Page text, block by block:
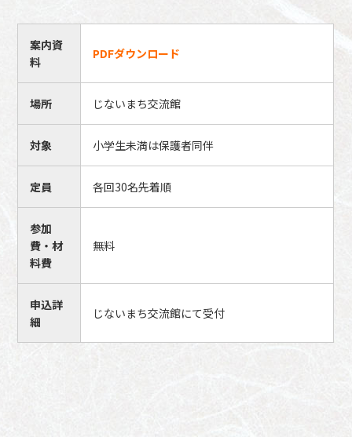
案内資
料
PDFダウンロード
場所 じないまち交流館
対象 小学生未満は保護者同伴
定員 各回30名先着順
参加
費・材
料費
無料
申込詳
細
じないまち交流館にて受付